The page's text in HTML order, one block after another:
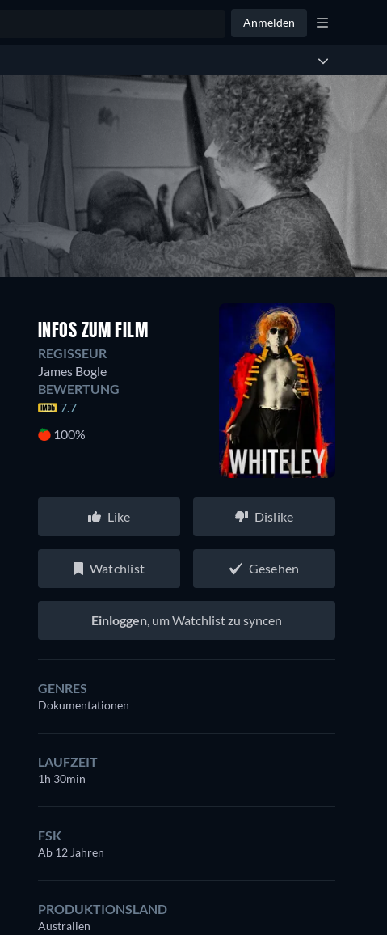
Anmelden
INFOS ZUM FILM
REGISSEUR
James Bogle
BEWERTUNG
7.7
100%
Like Dislike
Watchlist Gesehen
Einloggen, um Watchlist zu syncen
GENRES
Dokumentationen
LAUFZEIT
1h 30min
FSK
Ab 12 Jahren
PRODUKTIONSLAND
Australien